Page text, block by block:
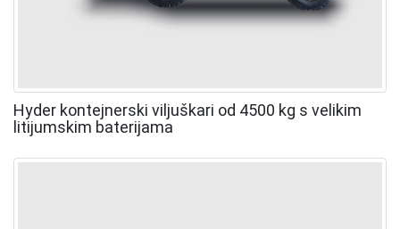
Hyder kontejnerski viljuškari od 4500 kg s velikim
litijumskim baterijama